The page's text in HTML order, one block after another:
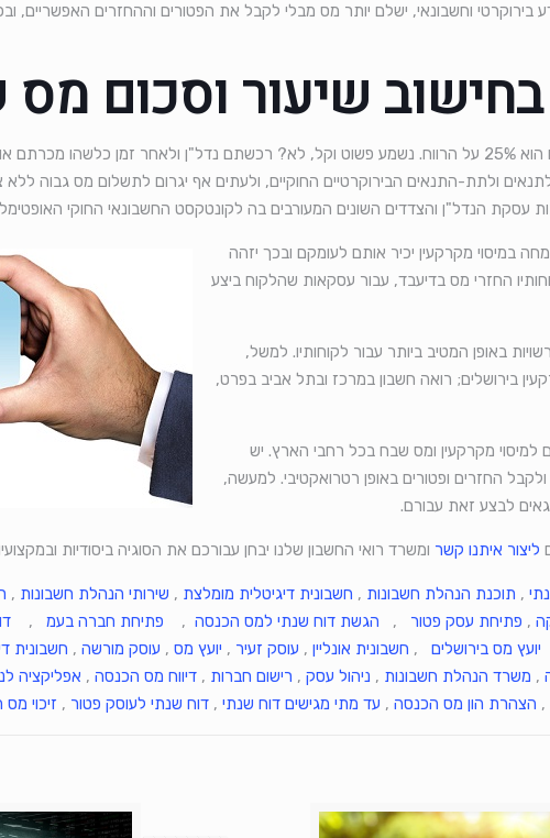
בירוקרטי וחשבונאי, ישלם יותר מס מבלי לקבל את הפטורים וההחזרים האפשריים,
בחישוב שיעור וסכום
לכאורה, תשלום מס שבח בעת עסקת מקרקעין נראה כמו משימה די פשוטה: שיעור מס שבח הוא 25% על הרווח. נשמע פשוט וקל, לא? רכשתם נדל"ן
מתייחס לתנאים ולתת-התנאים הבירוקרטיים החוקיים, ולעתים אף יגרום לתשלום מס גבוה
הנדל"ן והצדדים השונים המעורבים בה לקונטקסט החשבונאי החוקי
במיסוי מקרקעין יכיר אותם לעומקם ובכך יזהה
החזרי מס בדיעבד, עבור עסקאות שהלקוח ביצע
באופן המטיב ביותר עבור לקוחותיו. למשל,
בירושלים; רואה חשבון במרכז ובתל אביב בפרט,
למיסוי מקרקעין ומס שבח בכל רחבי הארץ. יש
החזרים ופטורים באופן רטרואקטיבי. למעשה,
לבצע זאת עבורם.
ליצור איתנו קשר ומשרד רואי החשבון שלנו יבחן עבורכם את הסוגיה ביסודיות
, תוכנת הנהלת חשבונות , חשבונית דיגיטלית מומלצת , שירותי הנהלת חשבונות ,
, פתיחת עסק פטור , הגשת דוח שנתי למס הכנסה , פתיחת חברה בעמ ,
יועץ מס בירושלים , חשבונית אונליין , עוסק זעיר , יועץ מס , עוסק מורשה , חשבונית
, משרד הנהלת חשבונות ,ניהול עסק , רישום חברות ,דיווח מס הכנסה , אפליקציה
, הצהרת הון מס הכנסה , עד מתי מגישים דוח שנתי ,דוח שנתי לעוסק פטור , זיכוי